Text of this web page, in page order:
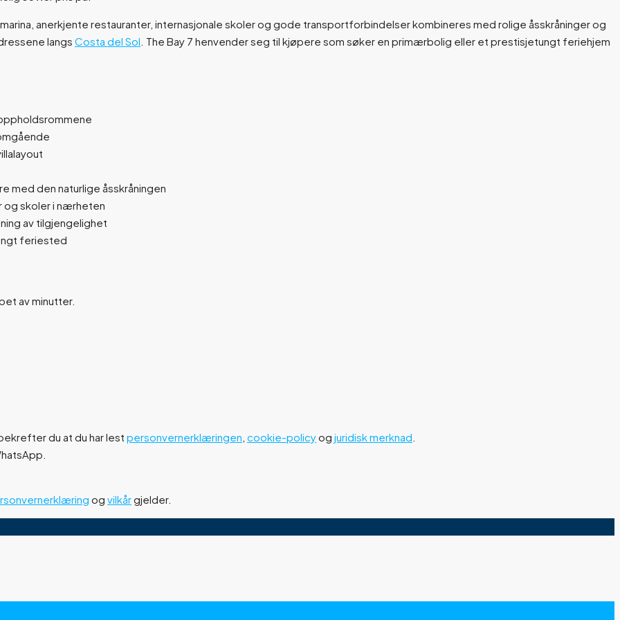
anerkjente restauranter, internasjonale skoler og gode transportforbindelser kombineres med rolige åsskråninger og
langs Costa del Sol . The Bay 7 henvender seg til kjøpere som søker en primærbolig eller et prestisjetungt feriehjem
med den naturlige åsskråningen
og skoler i nærheten
av tilgjengelighet
feriested
av minutter.
du at du har lest personvernerklæringen cookie-policyog juridisk merknad
og vilkårgjelder.